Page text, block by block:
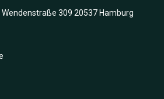
Wendenstraße 309 20537 Hamburg